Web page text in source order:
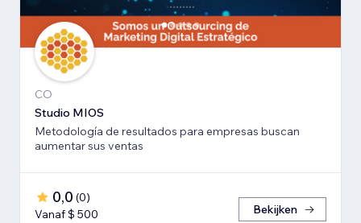
CO
Studio MIOS
Metodología de resultados para empresas buscan
aumentar sus ventas
0,0 (0)
Vanaf $ 500
Bekijken